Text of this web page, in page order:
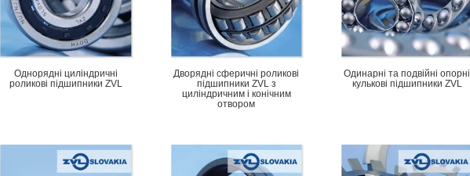
Однорядні циліндричні
роликові підшипники ZVL
Дворядні сферичні роликові
підшипники ZVL з
циліндричним і конічним
отвором
Одинарні та подвійні опорні
кулькові підшипники ZVL